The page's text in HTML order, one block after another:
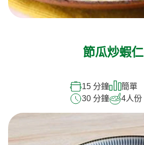
節瓜炒蝦仁
15 分鐘
簡單
30 分鐘
4人份